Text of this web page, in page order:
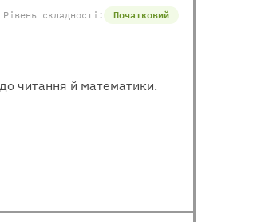
Рівень складності: Початковий
читання й математики.